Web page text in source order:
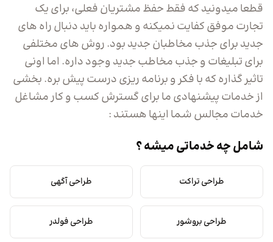
قطعا میدونید که فقط حفظ مشتریان فعلی، برای یک
تجارت موفق کفایت نمیکنه و همواره باید دنبال راه های
جدید برای جذب مخاطبان جدید بود. روش های مختلفی
برای تبلیغات و جذب مخاطب جدید وجود داره. اما اونی
تاثیر گذاره که با فکر و برنامه ریزی درست پیش بره. بخشی
از خدمات پیشنهادی ما برای گسترش کسب و کار مشاغل
خدمات مجالس شما اینها هستند :
شامل چه خدماتی میشه ؟
طراحی تراکت طراحی آگهی
طراحی بروشور طراحی فولدر